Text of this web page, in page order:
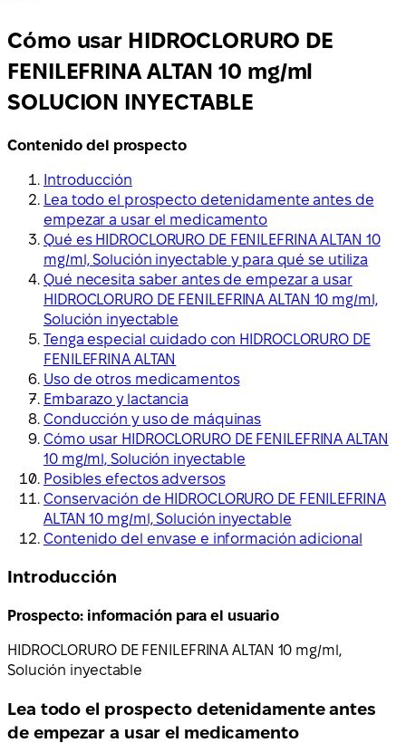
Cómo usar HIDROCLORURO DE
FENILEFRINA ALTAN 10 mg/ml
SOLUCION INYECTABLE
Contenido del prospecto
Introducción
Lea todo el prospecto detenidamente antes de
empezar a usar el medicamento
Qué es HIDROCLORURO DE FENILEFRINA ALTAN 10
mg/ml, Solución inyectable y para qué se utiliza
Qué necesita saber antes de empezar a usar
HIDROCLORURO DE FENILEFRINA ALTAN 10 mg/ml,
Solución inyectable
Tenga especial cuidado con HIDROCLORURO DE
FENILEFRINA ALTAN
Uso de otros medicamentos
Embarazo y lactancia
Conducción y uso de máquinas
Cómo usar HIDROCLORURO DE FENILEFRINA ALTAN
10 mg/ml, Solución inyectable
Posibles efectos adversos
Conservación de HIDROCLORURO DE FENILEFRINA
ALTAN 10 mg/ml, Solución inyectable
Contenido del envase e información adicional
Introducción
Prospecto: información para el usuario
HIDROCLORURO DE FENILEFRINA ALTAN 10 mg/ml,
Solución inyectable
Lea todo el prospecto detenidamente antes
de empezar a usar el medicamento